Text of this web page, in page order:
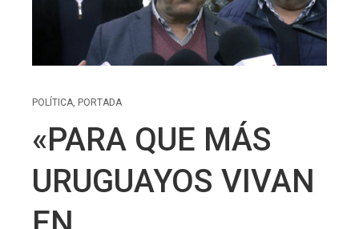
POLÍTICA, PORTADA
«PARA QUE MÁS
URUGUAYOS VIVAN